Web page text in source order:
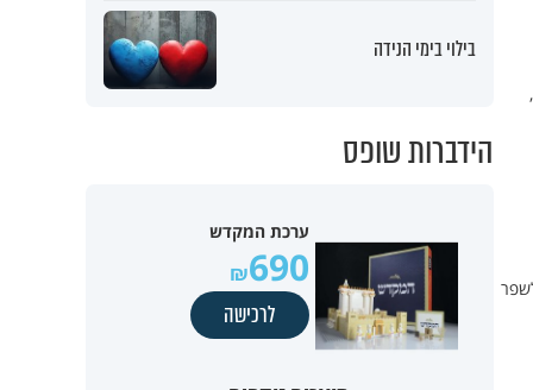
שיכולים לשפר
בילוי בימי הנידה
הידברות שופס
ערכת המקדש
690
לרכישה